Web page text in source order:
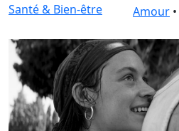
Santé & Bien-être Amour •